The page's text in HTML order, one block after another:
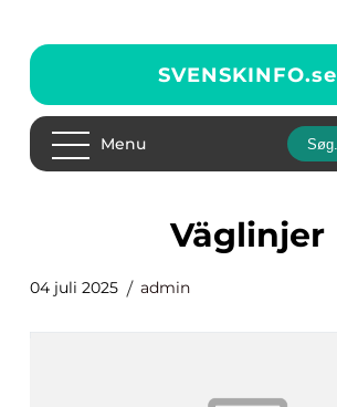
SVENSKINFO.se
Menu
väglinjer
04 juli 2025 admin